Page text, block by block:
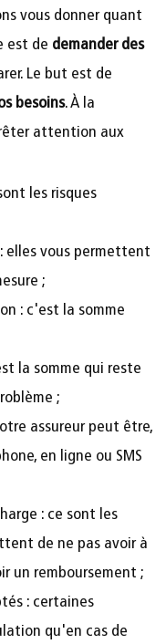
vous donner quant
est de demander des
Le but est de
besoins. À la
attention aux
les risques
elles vous permettent
;
: c'est la somme
la somme qui reste
;
assureur peut être,
en ligne ou SMS
: ce sont les
de ne pas avoir à
un remboursement ;
: certaines
qu'en cas de